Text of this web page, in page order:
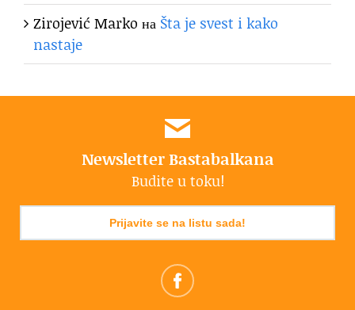
Zirojević Marko на Šta je svest i kako
nastaje
Newsletter Bastabalkana
Budite u toku!
Prijavite se na listu sada!